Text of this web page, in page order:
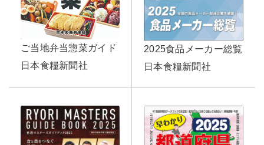
ご当地弁当惣菜ガイド
日本食糧新聞社
2025食品メーカー総覧
日本食糧新聞社